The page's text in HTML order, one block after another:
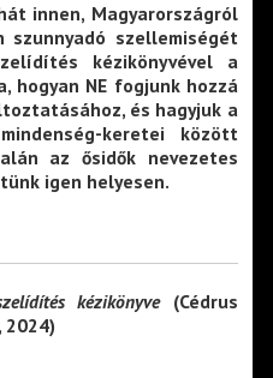
innen, Magyarországról
szunnyadó szellemiségét
kézikönyvével a
hogyan NE fogjunk hozzá
és hagyjuk a
keretei között
az ősidők nevezetes
igen helyesen.
kézikönyve(Cédrus
2024)